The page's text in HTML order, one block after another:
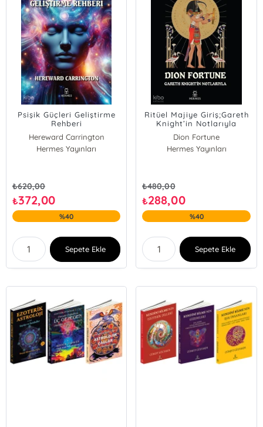
Psişik Güçleri Geliştirme
Rehberi
Hereward Carrington
Hermes Yayınları
₺620,00
₺372,00
%40
Sepete Ekle
Ritüel Majiye Giriş;Gareth
Knight’in Notlarıyla
Dion Fortune
Hermes Yayınları
₺480,00
₺288,00
%40
Sepete Ekle